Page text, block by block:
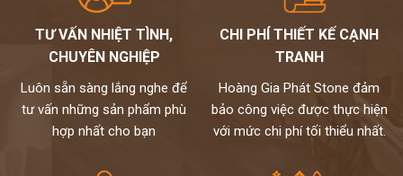
TƯ VẤN NHIỆT TÌNH,
CHUYÊN NGHIỆP
Luôn sẵn sàng lắng nghe để
tư vấn những sản phẩm phù
hợp nhất cho bạn
CHI PHÍ THIẾT KẾ CẠNH
TRANH
Hoàng Gia Phát Stone đảm
bảo công việc được thực hiện
với mức chi phí tối thiểu nhất.